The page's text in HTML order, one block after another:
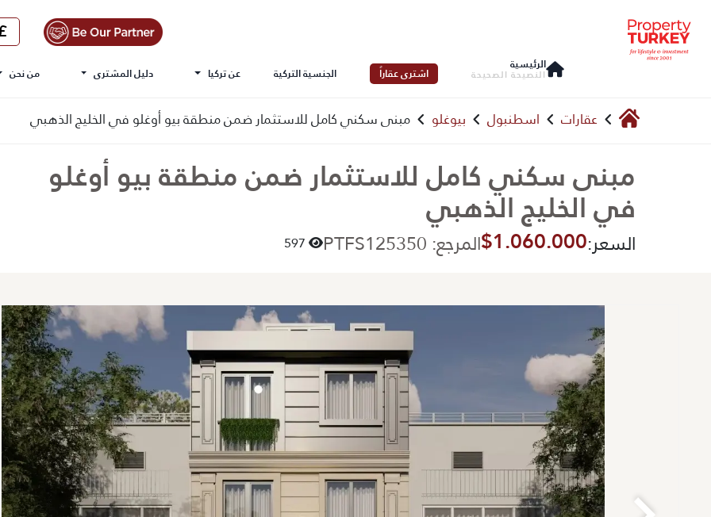
الرئيسية
النصيحة الصحيحة اشترى عقاراً الجنسية التركية عن تركيا دليل المشترى من نحن
عقارات اسطنبول بيوغلو مبنى سكني كامل للاستثمار ضمن منطقة بيو أوغلو في الخليج الذهبي
مبنى سكني كامل للاستثمار ضمن منطقة بيو أوغلو
في الخليج الذهبي
السعر:$1.060.000المرجع: PTFS125350